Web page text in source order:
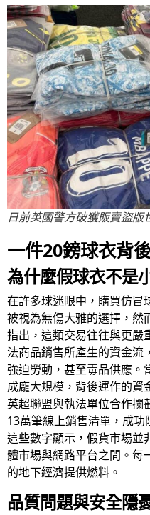
日前英國警方破獲販賣盜版
一件20鎊球衣背
為什麼假球衣不是
在許多球迷眼中，購買仿冒
被視為無傷大雅的選擇，然
指出，這類交易往往與更嚴
法商品銷售所產生的資金流
強迫勞動，甚至毒品供應。
成龐大規模，背後運作的資
英超聯盟與執法單位合作攔
13萬筆線上銷售清單，成功
這些數字顯示，假貨市場並
體市場與網路平台之間。每
的地下經濟提供燃料。
品質問題與安全隱